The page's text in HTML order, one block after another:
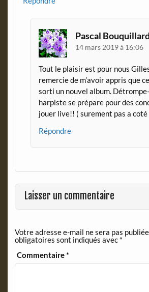
Pascal Bouquillard
14 mars 2019 à 16:06
Tout le plaisir est pour nous
remercie de m’avoir appris que
sorti un nouvel album.
harpiste se prépare pour des
jouer live!! ( surement pas a coté
Répondre
Laisser un commentaire
Votre adresse e-mail ne sera pas
obligatoires sont indiqués avec *
Commentaire*